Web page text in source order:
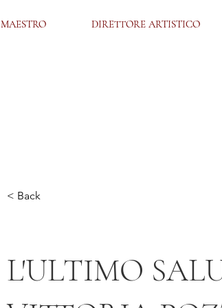
MAESTRO DIRETTORE ARTISTICO
MAESTRO DIRETTORE ARTISTICO
< Back
L'ULTIMO